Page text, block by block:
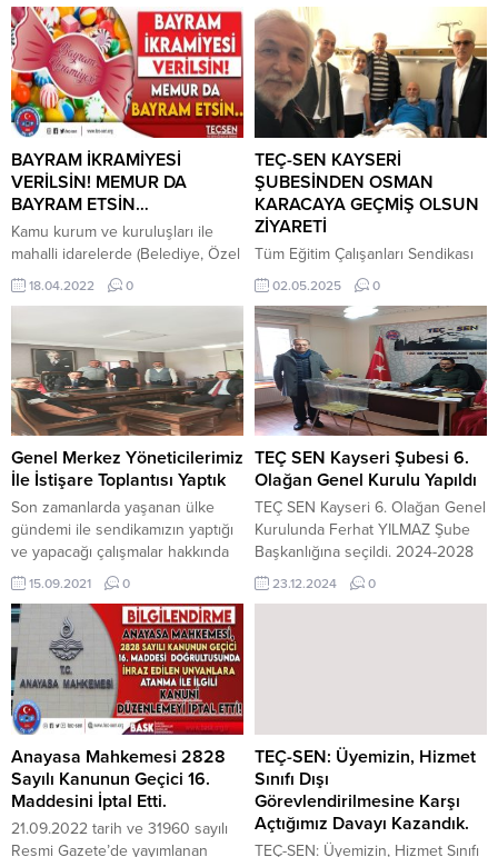
BAYRAM İKRAMİYESİ
VERİLSİN! MEMUR DA
BAYRAM ETSİN…
Kamu kurum ve kuruluşları ile
mahalli idarelerde (Belediye, Özel
İdare vb.) görev yapan işçi
statüsündeçalışanlara, 6772 sayılı
aylık tutarında ilave tediye
ödemesi yapılmaktaolup, ayrıca
ilave tediyelerden ayrı olarak, her
yıl için her biri bir aylık tutarını
geçmemek üzere toplu
işsözleşmeleri ile en çok iki...
18.04.2022 0
TEÇ-SEN KAYSERİ
ŞUBESİNDEN OSMAN
KARACAYA GEÇMİŞ OLSUN
ZİYARETİ
Tüm Eğitim Çalışanları Sendikası
(TEÇ-SEN) Kayseri Şubesi, geçmiş
dönemlerde Kayseri İl Milli Eğitim
Müdür Yardımcılığı görevinde
bulunan Osman KARACA’yı tedavi
gördüğü hastanede ziyaret
ederek geçmiş olsun dileklerini
iletti. Ziyarette, TEÇ-SEN Kayseri
Şube Başkanı ve ziyaret heyeti,
Osman KARACA’nın sağlık
durumu hakkında bilgi aldı ve
moral desteğinde bulundu. Eğitim
camiasının sevilen...
02.05.2025 0
Genel Merkez Yöneticilerimiz
İle İstişare Toplantısı Yaptık
Son zamanlarda yaşanan ülke
gündemi ile sendikamızın yaptığı
ve yapacağı çalışmalar hakkında
istişare toplantısı yapılmıştır.
15.09.2021 0
TEÇ SEN Kayseri Şubesi 6.
Olağan Genel Kurulu Yapıldı
TEÇ SEN Kayseri 6. Olağan Genel
Kurulunda Ferhat YILMAZ Şube
Başkanlığına seçildi. 2024-2028
Döneminde Ferhat YILMAZ
başkanlığında Muammer YILMAZ,
23.12.2024 0
Anayasa Mahkemesi 2828
Sayılı Kanunun Geçici 16.
Maddesini İptal Etti.
21.09.2022 tarih ve 31960 sayılı
Resmi Gazete’de yayımlanan
TEÇ-SEN: Üyemizin, Hizmet
Sınıfı Dışı
Görevlendirilmesine Karşı
Açtığımız Davayı Kazandık.
TEÇ-SEN: Üyemizin, Hizmet Sınıfı